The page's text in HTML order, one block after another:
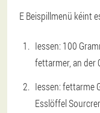
E Beispillmenü kéint
Iessen: 100
fettarmer, an der
Iessen: fettarme
Esslöffel